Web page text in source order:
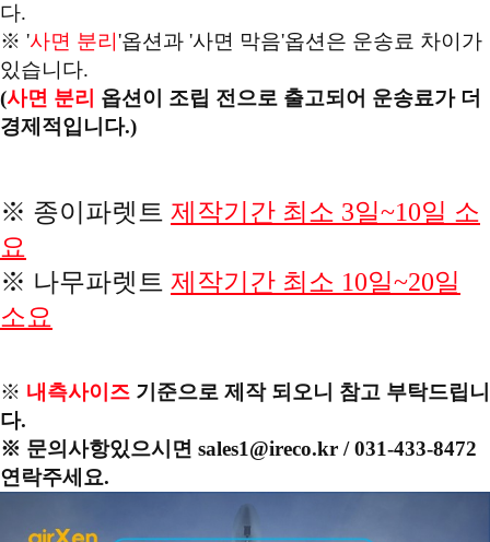
다.
※ '사면 분리 '옵션과 '사면 막음'옵션은 운송료 차이가
있습니다.
(사면 분리 옵션이 조립 전으로 출고되어 운송료가 더
경제적입니다.)
※ 종이파렛트 제작기간 최소 3일~10일 소
요
※ 나무파렛트 제작기간 최소 10일~20일
소요
※ 내측사이즈 기준으로 제작 되오니 참고 부탁드립니
다.
※ 문의사항있으시면 sales1@ireco.kr / 031-433-8472
연락주세요.